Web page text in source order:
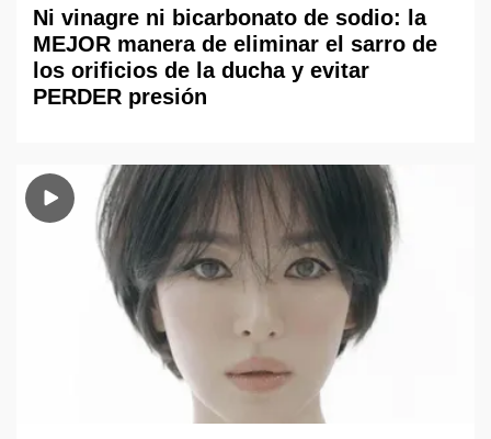
Ni vinagre ni bicarbonato de sodio: la
MEJOR manera de eliminar el sarro de
los orificios de la ducha y evitar
PERDER presión